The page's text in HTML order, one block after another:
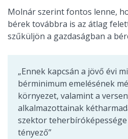
Molnár szerint fontos lenne,
bérek továbbra is az átlag
szűküljön a gazdaságban a
„Ennek kapcsán a jövő évi
bérminimum emelésének
környezet, valamint a
alkalmazottainak
szektor
tényező”